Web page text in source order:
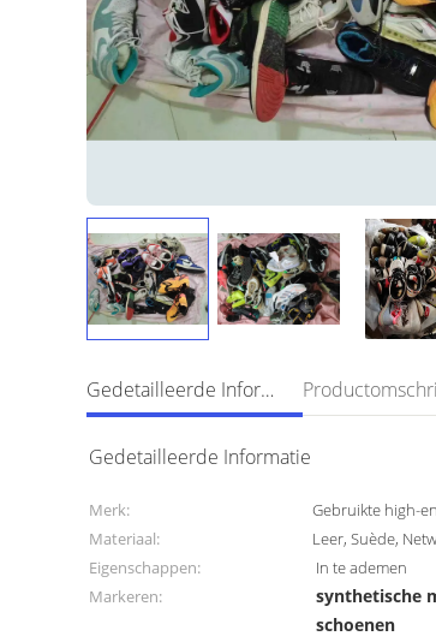
Gedetailleerde Informatie
Gedetailleerde Informatie
Merk: Gebruikte high-
Materiaal:
Leer, Suède,
Eigenschappen:
In te ademen
Markeren:
synthetische
schoenen